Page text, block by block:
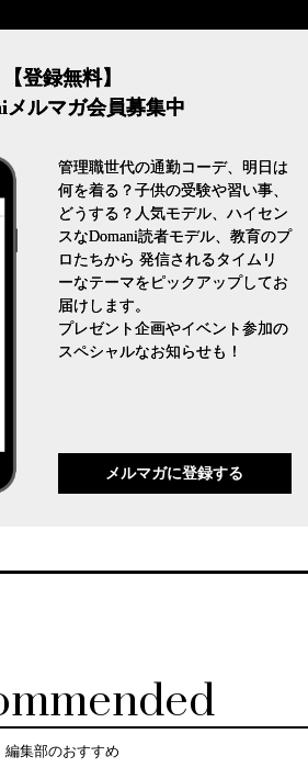
【登録無料】
メルマガ会員募集中
管理職世代の通勤コーデ、明日は
何を着る？子供の受験や習い事、
どうする？人気モデル、ハイセン
スなDomani読者モデル、教育のプ
ロたちから 発信されるタイムリ
ーなテーマをピックアップしてお
届けします。
プレゼント企画やイベント参加の
スペシャルなお知らせも！
メルマガに登録する
編集部のおすすめ